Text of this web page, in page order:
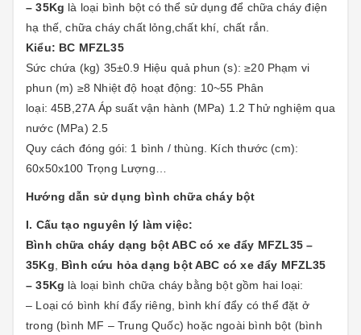
– 35Kg là loại bình bột có thể sử dụng để chữa cháy điện
hạ thế, chữa cháy chất lỏng,chất khí, chất rắn.
Kiểu: BC MFZL35
Sức chứa (kg) 35±0.9 Hiệu quả phun (s): ≥20 Phạm vi
phun (m) ≥8 Nhiệt độ hoạt động: 10~55 Phân
loại: 45B,27A Áp suất vận hành (MPa) 1.2 Thử nghiệm qua
nước (MPa) 2.5
Quy cách đóng gói: 1 bình / thùng. Kích thước (cm):
60x50x100 Trọng Lượng…
Hướng dẫn sử dụng bình chữa cháy bột
I. Cấu tạo nguyên lý làm việc:
Bình chữa cháy dạng bột ABC có xe đẩy MFZL35 –
35Kg, Bình cứu hỏa dạng bột ABC có xe đẩy MFZL35
– 35Kg là loại bình chữa cháy bằng bột gồm hai loại:
– Loại có bình khí đẩy riêng, bình khí đẩy có thể đặt ở
trong (bình MF – Trung Quốc) hoặc ngoài bình bột (bình